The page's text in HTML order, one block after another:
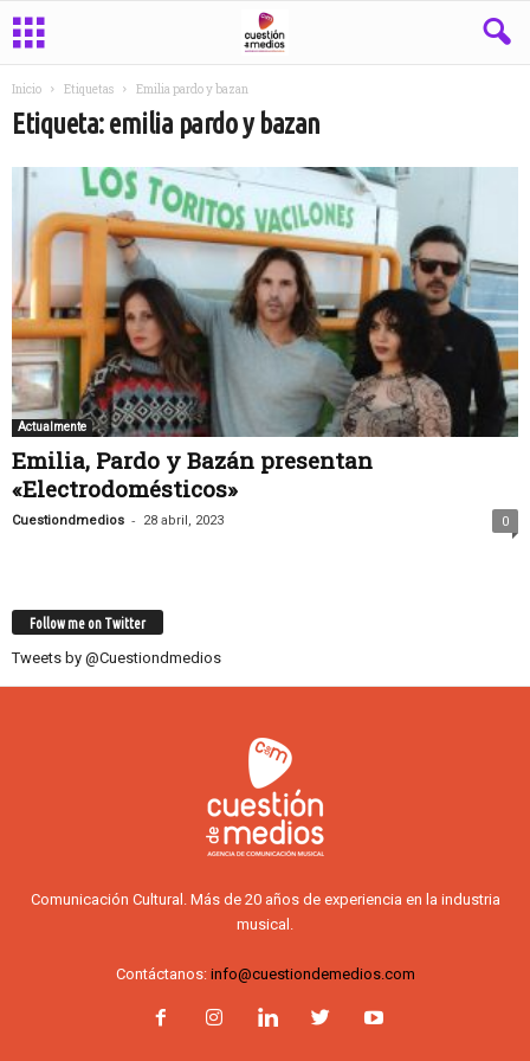
Inicio Etiquetas Emilia pardo y bazan
Etiqueta: emilia pardo y bazan
Actualmente
Emilia, Pardo y Bazán presentan
«Electrodomésticos»
Cuestiondmedios - 28 abril, 2023 0
Follow me on Twitter
Tweets by @Cuestiondmedios
Comunicación Cultural. Más de 20 años de experiencia en la industria
musical.
Contáctanos: info@cuestiondemedios.com